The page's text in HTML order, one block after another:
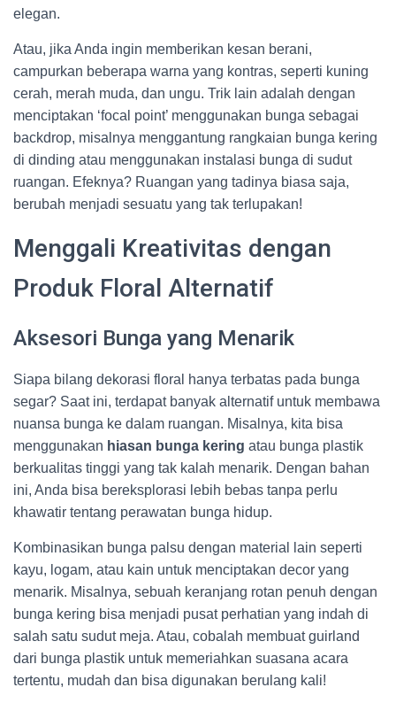
elegan.
Atau, jika Anda ingin memberikan kesan berani,
campurkan beberapa warna yang kontras, seperti kuning
cerah, merah muda, dan ungu. Trik lain adalah dengan
menciptakan ‘focal point’ menggunakan bunga sebagai
backdrop, misalnya menggantung rangkaian bunga kering
di dinding atau menggunakan instalasi bunga di sudut
ruangan. Efeknya? Ruangan yang tadinya biasa saja,
berubah menjadi sesuatu yang tak terlupakan!
Menggali Kreativitas dengan
Produk Floral Alternatif
Aksesori Bunga yang Menarik
Siapa bilang dekorasi floral hanya terbatas pada bunga
segar? Saat ini, terdapat banyak alternatif untuk membawa
nuansa bunga ke dalam ruangan. Misalnya, kita bisa
menggunakan hiasan bunga kering atau bunga plastik
berkualitas tinggi yang tak kalah menarik. Dengan bahan
ini, Anda bisa bereksplorasi lebih bebas tanpa perlu
khawatir tentang perawatan bunga hidup.
Kombinasikan bunga palsu dengan material lain seperti
kayu, logam, atau kain untuk menciptakan decor yang
menarik. Misalnya, sebuah keranjang rotan penuh dengan
bunga kering bisa menjadi pusat perhatian yang indah di
salah satu sudut meja. Atau, cobalah membuat guirland
dari bunga plastik untuk memeriahkan suasana acara
tertentu, mudah dan bisa digunakan berulang kali!